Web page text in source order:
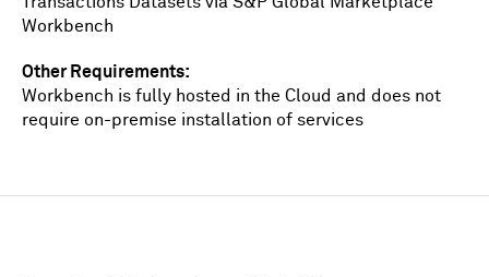
Workbench
Other Requirements
Workbench is fully hosted in the Cloud and does not
require on-premise installation of services